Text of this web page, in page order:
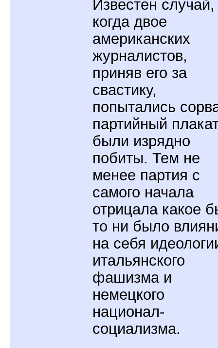
Известен случай,
когда двое
американских
журналистов,
приняв его за
свастику,
попытались
партийный
были изрядно
побиты. Тем не
менее партия с
самого начала
отрицала какое
то ни было
на себя
итальянского
фашизма и
немецкого
национал-
социализма.